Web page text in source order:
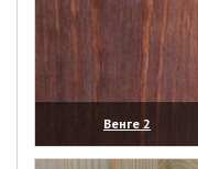
Венге 2
(увеличить)